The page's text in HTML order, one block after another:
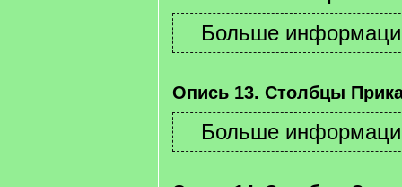
Опись 13. Столбцы